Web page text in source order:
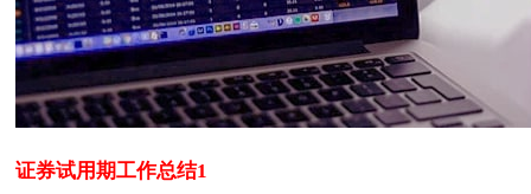
证券试用期工作总结1